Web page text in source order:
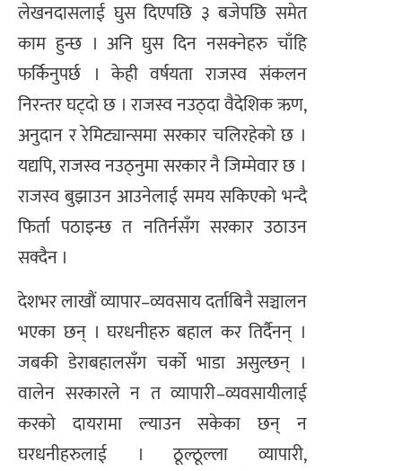
लेखनदासलाई घुस दिएपछि ३ बजेपछि समेत
काम हुन्छ । अनि घुस दिन नसक्नेहरु चाँहि
फर्किनुपर्छ । केही वर्षयता राजस्व संकलन
निरन्तर घट्दो छ । राजस्व नउठ्दा वैदेशिक ऋण,
अनुदान र रेमिट्यान्समा सरकार चलिरहेको छ ।
यद्यपि, राजस्व नउठ्नुमा सरकार नै जिम्मेवार छ ।
राजस्व बुझाउन आउनेलाई समय सकिएको भन्दै
फिर्ता पठाइन्छ त नतिर्नसँग सरकार उठाउन
सक्दैन ।
देशभर लाखौं व्यापार–व्यवसाय दर्ताबिनै सञ्चालन
भएका छन् । घरधनीहरु बहाल कर तिर्दैनन् ।
जबकी डेराबहालसँग चर्को भाडा असुल्छन् ।
वालेन सरकारले न त व्यापारी–व्यवसायीलाई
करको दायरामा ल्याउन सकेका छन् न
घरधनीहरुलाई । ठूल्ठूल्ला व्यापारी,